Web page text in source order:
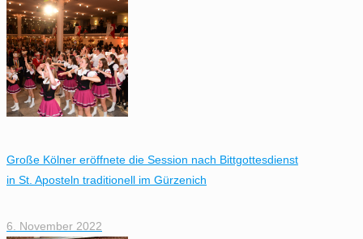
Große Kölner eröffnete die Session nach Bittgottesdienst
in St. Aposteln traditionell im Gürzenich
6. November 2022